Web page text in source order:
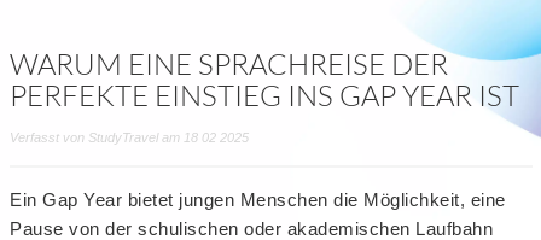
WARUM EINE SPRACHREISE DER
PERFEKTE EINSTIEG INS GAP YEAR IST
Verfasst von StudyTravel am 18 02 2025
Ein Gap Year bietet jungen Menschen die Möglichkeit, eine
Pause von der schulischen oder akademischen Laufbahn